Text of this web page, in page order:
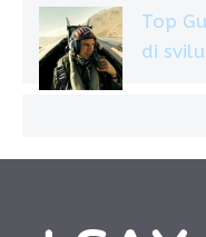
Top
di